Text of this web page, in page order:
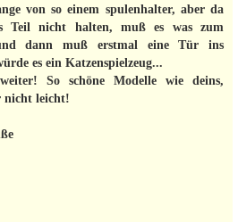
von so einem spulenhalter, aber da
Teil nicht halten, muß es was zum
dann muß erstmal eine Tür ins
es ein Katzenspielzeug...
So schöne Modelle wie deins,
nicht leicht!